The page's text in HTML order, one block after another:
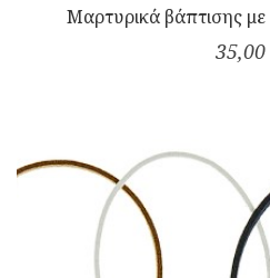
Μαρτυρικά βάπτισης